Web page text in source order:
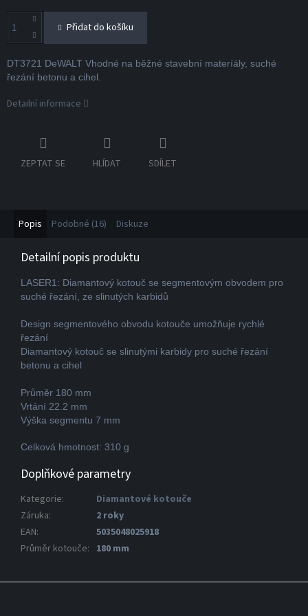
Přidat do košíku
DT3721 DeWALT Vhodné na běžné stavební materíály, suché
řezání betonu a cihel.
Detailní informace
ZEPTAT SE HLÍDAT SDÍLET
Popis Podobné (16) Diskuze
Detailní popis produktu
LASER1: Diamantový kotouč se segmentovým obvodem pro
suché řezání, ze slinutých karbidů
Design segmentového obvodu kotouče umožňuje rychlé
řezání
Diamantový kotouč se slinutými karbidy pro suché řezání
betonu a cihel
Průměr 180 mm
Vrtání 22.2 mm
Výška segmentu 7 mm
Celková hmotnost: 310 g
Doplňkové parametry
Kategorie:
Diamantové kotouče
Záruka:
2 roky
EAN:
5035048025918
Průměr kotouče: 180 mm
Z